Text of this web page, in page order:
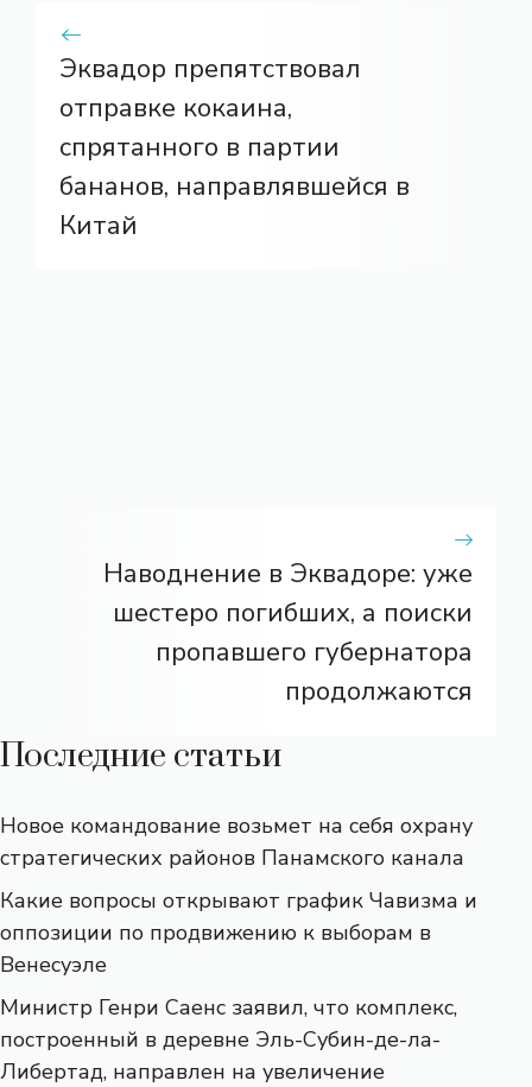
Эквадор препятствовал
отправке кокаина,
спрятанного в партии
бананов, направлявшейся в
Китай
Наводнение в Эквадоре: уже
шестеро погибших, а поиски
пропавшего губернатора
продолжаются
Последние статьи
Новое командование возьмет на себя охрану
стратегических районов Панамского канала
Какие вопросы открывают график Чавизма и
оппозиции по продвижению к выборам в
Венесуэле
Министр Генри Саенс заявил, что комплекс,
построенный в деревне Эль-Субин-де-ла-
Либертад, направлен на увеличение